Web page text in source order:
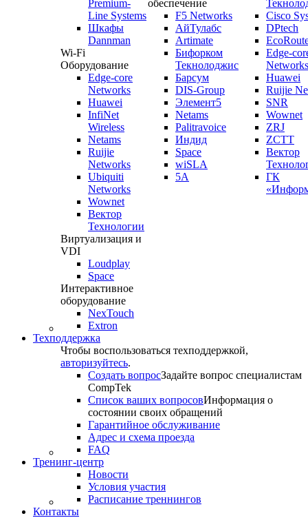
Premium-
Line Systems
Шкафы
Dannman
Wi-Fi
Оборудование
Edge-core
Networks
Huawei
InfiNet
Wireless
Netams
Ruijie
Networks
Ubiquiti
Networks
Wownet
Вектор
Технологии
Виртуализация и
VDI
Loudplay
Space
Интерактивное
оборудование
NexTouch
Extron
обеспечение
F5 Networks
АйТулабс
Artimate
Бифорком
Текнолоджис
Барсум
DIS-Group
Элемент5
Netams
Palitravoice
Индид
Space
wiSLA
5A
Cisco
DPtech
Edge-
Networks
Huawei
Ruijie
SNR
Wownet
ZRJ
ZCTT
Вектор
ГК
Техподдержка
Чтобы воспользоваться техподдержкой,
авторизуйтесь.
Создать вопросЗадайте вопрос специалистам
CompTek
Список ваших вопросовИнформация о
состоянии своих обращений
Гарантийное обслуживание
Адрес и схема проезда
FAQ
Тренинг-центр
Новости
Условия участия
Расписание треннингов
Контакты